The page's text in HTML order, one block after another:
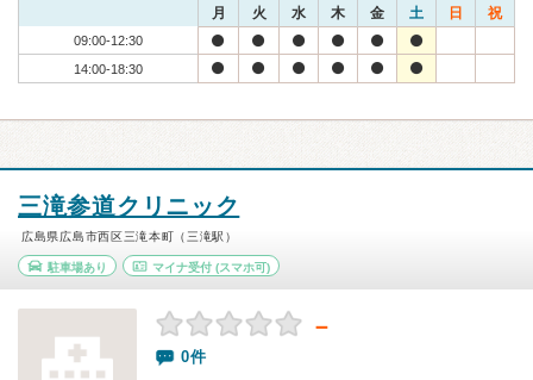
月 火 水 木 金 土 日 祝
09:00-12:30
14:00-18:30
三滝参道クリニック
広島県広島市西区三滝本町（三滝駅）
駐車場あり マイナ受付(スマホ可)
－
0件